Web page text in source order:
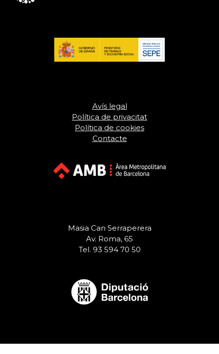
Avís legal
Política de privacitat
Política de cookies
Contacte
Masia Can Serraperera
Av. Roma, 65
Tel. 93 594 70 50